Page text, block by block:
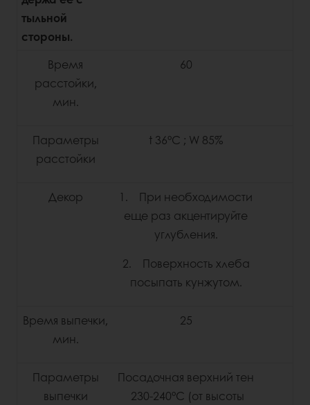
тыльной
стороны.
Время
расстойки,
мин.
60
Параметры
расстойки
t 36°С ; W 85%
Декор
1. При необходимости
еще раз акцентируйте
углубления.
2. Поверхность хлеба
посыпать кунжутом.
Время выпечки,
мин.
25
Параметры
выпечки
Посадочная верхний тен
230-240°С (от высоты